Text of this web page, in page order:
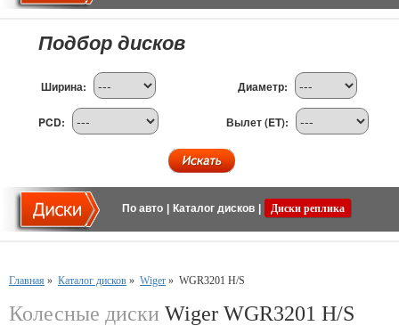
Подбор дисков
Ширина: Диаметр:
PCD: Вылет (ET):
По авто Каталог дисков Диски реплика
Главная » Каталог дисков » Wiger » WGR3201 H/S
Колесные диски Wiger WGR3201 H/S